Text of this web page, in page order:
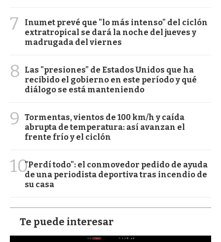
7
Inumet prevé que "lo más intenso" del ciclón
extratropical se dará la noche del jueves y
madrugada del viernes
8
Las "presiones" de Estados Unidos que ha
recibido el gobierno en este período y qué
diálogo se está manteniendo
9
Tormentas, vientos de 100 km/h y caída
abrupta de temperatura: así avanzan el
frente frío y el ciclón
10"Perdí todo": el conmovedor pedido de ayuda
de una periodista deportiva tras incendio de
su casa
Te puede interesar